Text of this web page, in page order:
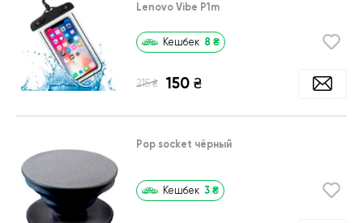
Lenovo Vibe P1m
Кешбек 8 ₴
215 ₴ 150 ₴
Pop socket чёрный
Кешбек 3 ₴